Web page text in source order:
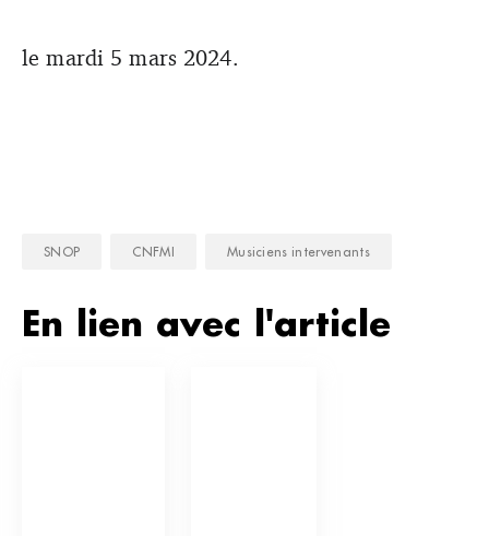
le mardi 5 mars 2024.
SNOP CNFMI Musiciens intervenants
En lien avec l'article